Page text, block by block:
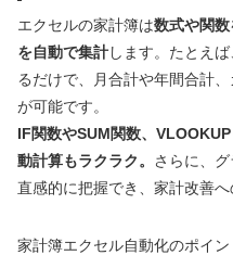
エクセルの家計簿は数式や関
を自動で集計します。たとえ
るだけで、月合計や年間合計
が可能です。
IF関数やSUM関数、
動計算もラクラク。 さらに、
直感的に把握でき、家計改善へ
家計簿エクセル自動化のポイン